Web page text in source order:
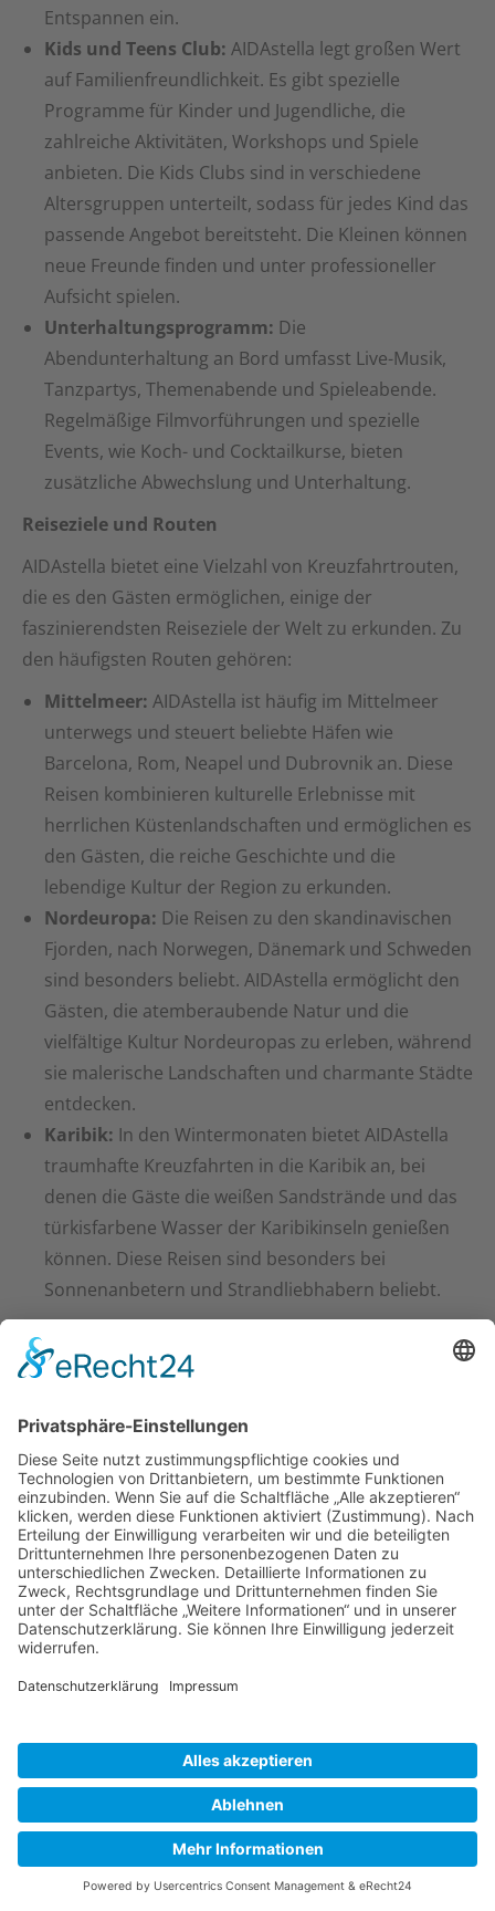
Entspannen ein.
Kids und Teens Club: AIDAstella legt großen Wert
auf Familienfreundlichkeit. Es gibt spezielle
Programme für Kinder und Jugendliche, die
zahlreiche Aktivitäten, Workshops und Spiele
anbieten. Die Kids Clubs sind in verschiedene
Altersgruppen unterteilt, sodass für jedes Kind das
passende Angebot bereitsteht. Die Kleinen können
neue Freunde finden und unter professioneller
Aufsicht spielen.
Unterhaltungsprogramm: Die
Abendunterhaltung an Bord umfasst Live-Musik,
Tanzpartys, Themenabende und Spieleabende.
Regelmäßige Filmvorführungen und spezielle
Events, wie Koch- und Cocktailkurse, bieten
zusätzliche Abwechslung und Unterhaltung.
Reiseziele und Routen
AIDAstella bietet eine Vielzahl von Kreuzfahrtrouten,
die es den Gästen ermöglichen, einige der
faszinierendsten Reiseziele der Welt zu erkunden. Zu
den häufigsten Routen gehören:
Mittelmeer: AIDAstella ist häufig im Mittelmeer
unterwegs und steuert beliebte Häfen wie
Barcelona, Rom, Neapel und Dubrovnik an. Diese
Reisen kombinieren kulturelle Erlebnisse mit
herrlichen Küstenlandschaften und ermöglichen es
den Gästen, die reiche Geschichte und die
lebendige Kultur der Region zu erkunden.
Nordeuropa: Die Reisen zu den skandinavischen
Fjorden, nach Norwegen, Dänemark und Schweden
sind besonders beliebt. AIDAstella ermöglicht den
Gästen, die atemberaubende Natur und die
vielfältige Kultur Nordeuropas zu erleben, während
sie malerische Landschaften und charmante Städte
entdecken.
Karibik: In den Wintermonaten bietet AIDAstella
traumhafte Kreuzfahrten in die Karibik an, bei
denen die Gäste die weißen Sandstrände und das
türkisfarbene Wasser der Karibikinseln genießen
können. Diese Reisen sind besonders bei
Sonnenanbetern und Strandliebhabern beliebt.
Nachhaltigkeit und Umweltbewusstsein
AIDA Cruises hat sich dem Thema
modernen Abgasreinigungssystemen ausgestattet,
die die Emissionen erheblich reduzieren und den
ökologischen Fußabdruck minimieren. Die Reederei
investiert kontinuierlich in umweltfreundliche
Lösungen, darunter Abwasseraufbereitungssysteme
und Maßnahmen zur Reduktion von CO2-Emissionen.
AIDA setzt auch auf den Einsatz von alternativen
Antrieben und verfolgt verschiedene Initiativen zur
Minimierung des ökologischen Fußabdrucks.
ist ein erstklassiges Kreuzfahrtschiff, das
seinen Gästen eine einzigartige Kombination aus
Luxus, Unterhaltung und kulinarischen Köstlichkeiten
bietet. Die hervorragenden Annehmlichkeiten, die
zahlreichen Freizeitmöglichkeiten und die vielfältigen